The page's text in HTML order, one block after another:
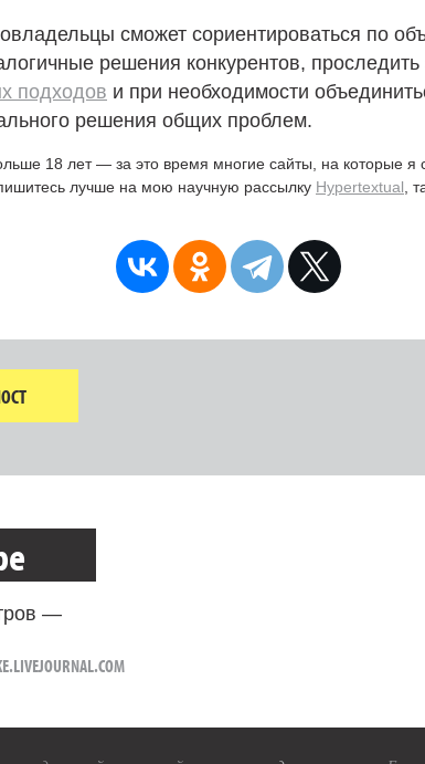
сможет сориентироваться по
решения конкурентов,
подходов и при необходимости
решения общих проблем.
18 лет — за это время многие сайты, на которые я
лучше на мою научную рассылку Hypertextual ,
—